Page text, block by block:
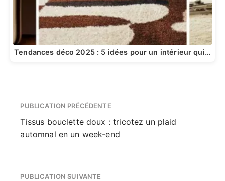
Tendances déco 2025 : 5 idées pour un intérieur qui…
PUBLICATION PRÉCÉDENTE
Tissus bouclette doux : tricotez un plaid
automnal en un week-end
PUBLICATION SUIVANTE